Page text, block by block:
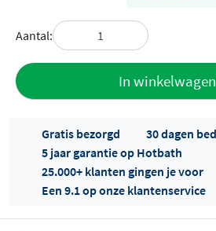
Aantal:
In winkelwagen
Gratis bezorgd
30 dagen
5 jaar garantie op Hotbath
25.000+ klanten gingen je voor
Een 9.1 op onze klantenservice